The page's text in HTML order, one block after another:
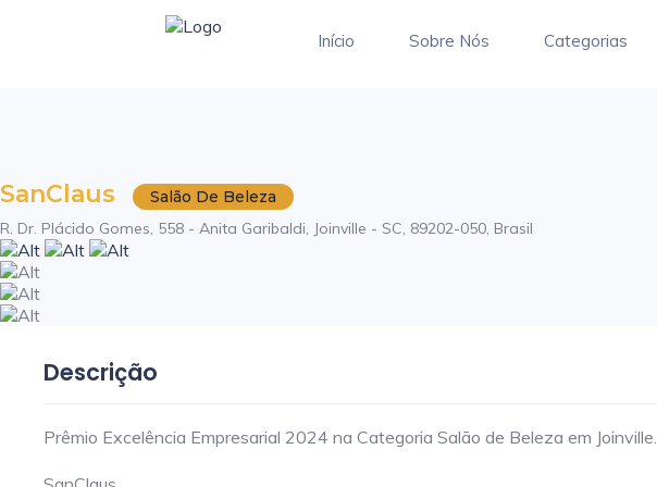
Início Sobre Nós Categorias
SanClaus
Salão De Beleza
R. Dr. Plácido Gomes, 558 - Anita Garibaldi, Joinville - SC, 89202-050, Brasil
Descrição
Prêmio Excelência Empresarial 2024 na Categoria Salão de Beleza em Joinville.